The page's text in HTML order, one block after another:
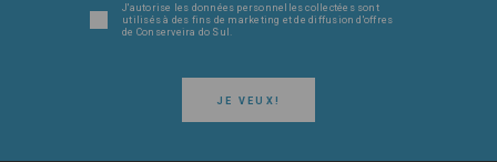
JE VEUX!
J'autorise les données personnelles collectées sont
utilisés à des fins de marketing et de diffusion d'offres
de Conserveira do Sul.